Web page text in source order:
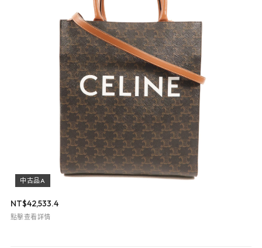
中古品A
NT$42,533.4
點擊查看詳情